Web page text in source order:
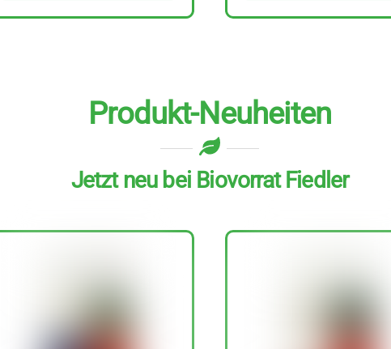
Produkt-Neuheiten
Jetzt neu bei Biovorrat Fiedler